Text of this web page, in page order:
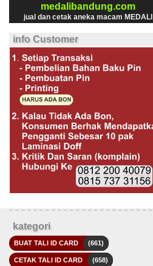
medalibandung.com
jual dan cetak aneka macam MEDALI
info Customer
kategori
BUAT TALI ID CARD (661)
CETAK TALI ID CARD (658)